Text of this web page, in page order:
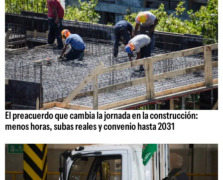
El preacuerdo que cambia la jornada en la construcción:
menos horas, subas reales y convenio hasta 2031